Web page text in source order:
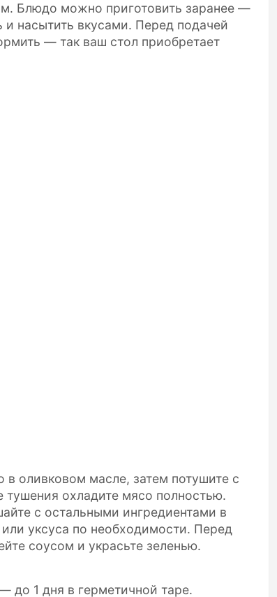
Блюдо можно приготовить заранее —
насытить вкусами. Перед подачей
— так ваш стол приобретает
в оливковом масле, затем потушите с
охладите мясо полностью.
с остальными ингредиентами в
уксуса по необходимости. Перед
соусом и украсьте зеленью.
до 1 дня в герметичной таре.